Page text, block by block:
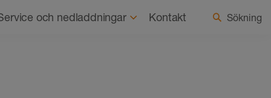
Hållbarhet Aktuellt Välj land/språk
och nedladdningar Kontakt Sökning